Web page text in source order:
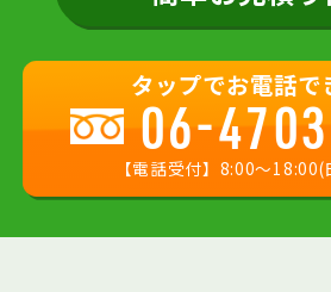
タップでお電話で
06-
【電話受付】8:00〜